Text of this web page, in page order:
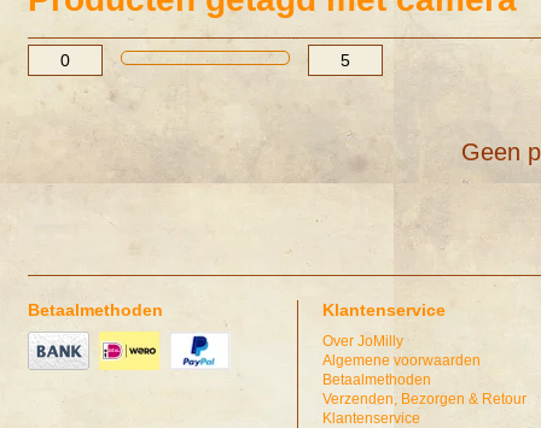
Geen
Betaalmethoden Klantenservice
Over JoMilly
Algemene voorwaarden
Betaalmethoden
Verzenden, Bezorgen & Retour
Klantenservice